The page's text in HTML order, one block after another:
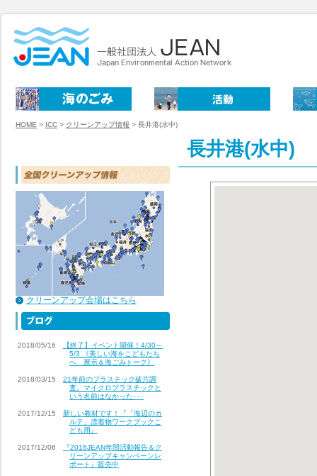
HOME > ICC > クリーンアップ情報 > 長井港(水中)
長井港(水中)
クリーンアップ会場はこちら
2018/05/16
【終了】イベント開催！4/30～
5/3 《美しい海をこどもたち
へ 展示＆海ごみトーク》
2018/03/15 21年前のプラスチック破片調
査。マイクロプラスチックと
いう名前はなかった･･･
2017/12/15 新しい教材です！『「海辺のカ
ルテ」漂着物ワークブックこ
ども用』
2017/12/06
『2016JEAN年間活動報告＆ク
リーンアップキャンペーンレ
ポート』販売中